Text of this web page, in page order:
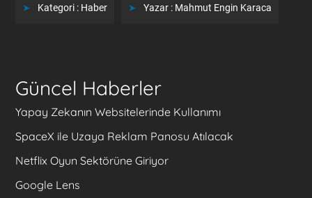
Kategori : Haber Yazar : Mahmut Engin Karaca
Güncel Haberler
Yapay Zekanın Websitelerinde Kullanımı
SpaceX ile Uzaya Reklam Panosu Atılacak
Netflix Oyun Sektörüne Giriyor
Google Lens